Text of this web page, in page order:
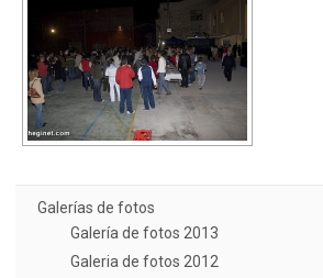
Galerías de fotos
Galería de fotos 2013
Galeria de fotos 2012